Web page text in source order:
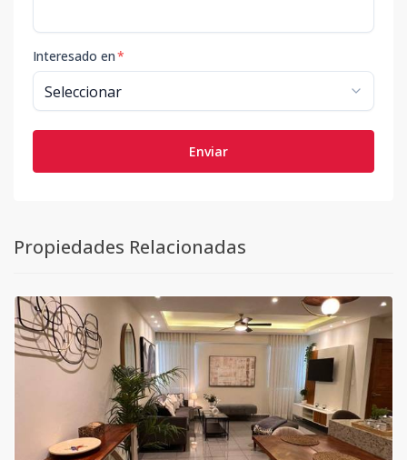
Interesado en*
Enviar
Propiedades Relacionadas